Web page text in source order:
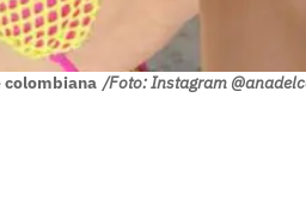
colombiana /Foto: Instagram